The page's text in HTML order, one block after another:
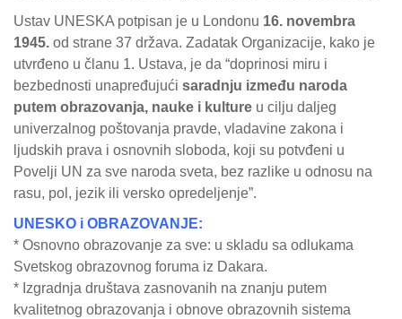
Ustav UNESKA potpisan je u Londonu 16. novembra
1945. od strane 37 država. Zadatak Organizacije, kako je
utvrđeno u članu 1. Ustava, je da “doprinosi miru i
bezbednosti unapređujući saradnju između naroda
putem obrazovanja, nauke i kulture u cilju daljeg
univerzalnog poštovanja pravde, vladavine zakona i
ljudskih prava i osnovnih sloboda, koji su potvđeni u
Povelji UN za sve naroda sveta, bez razlike u odnosu na
rasu, pol, jezik ili versko opredeljenje”.
UNESKO i OBRAZOVANJE:
* Osnovno obrazovanje za sve: u skladu sa odlukama
Svetskog obrazovnog foruma iz Dakara.
* Izgradnja društava zasnovanih na znanju putem
kvalitetnog obrazovanja i obnove obrazovnih sistema